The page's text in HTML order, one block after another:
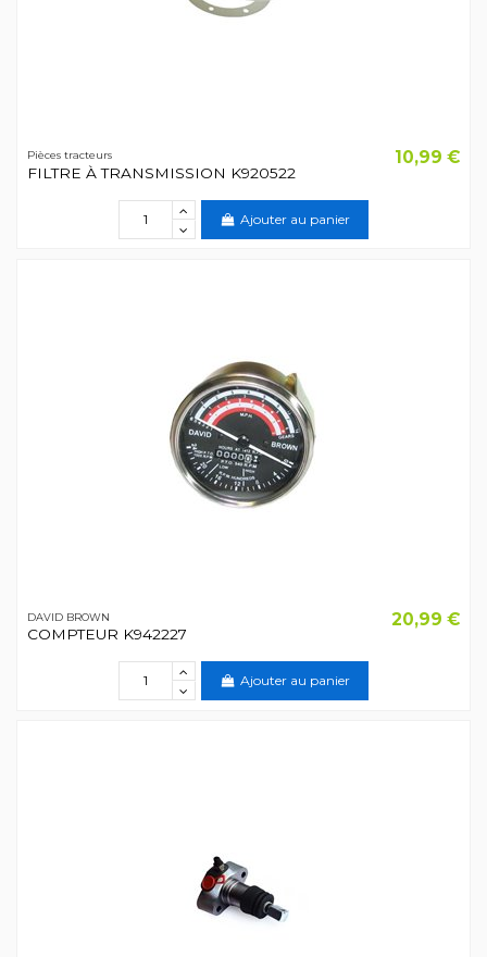
Pièces tracteurs
FILTRE À TRANSMISSION K920522
10,99 €
Ajouter au panier
DAVID BROWN
COMPTEUR K942227
20,99 €
Ajouter au panier